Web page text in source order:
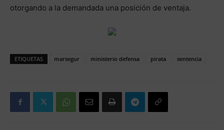
otorgando a la demandada una posición de ventaja.
ETIQUETAS marsegur ministerio defensa pirata sentencia